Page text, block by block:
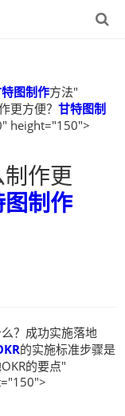
图制作方法"
更方便？ 甘特图制
height="150">
作更
制作
？成功实施落地
的实施标准步骤是
的要点"